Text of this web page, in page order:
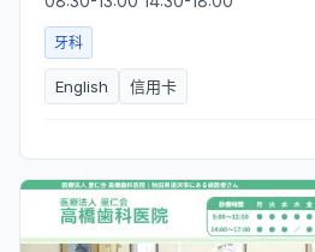
牙科
English 信用卡